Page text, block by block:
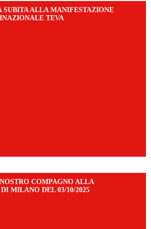
SUBITA ALLA MANIFESTAZIONE
TEVA
COMPAGNO ALLA
MILANO DEL 03/10/2025